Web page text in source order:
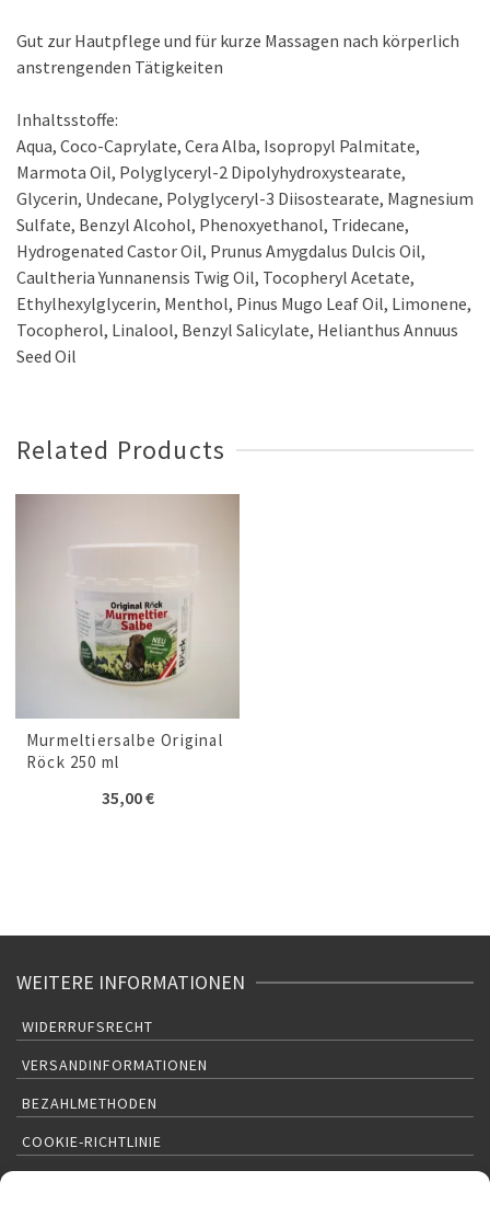
Gut zur Hautpflege und für kurze Massagen nach körperlich
anstrengenden Tätigkeiten
Inhaltsstoffe:
Aqua, Coco-Caprylate, Cera Alba, Isopropyl Palmitate,
Marmota Oil, Polyglyceryl-2 Dipolyhydroxystearate,
Glycerin, Undecane, Polyglyceryl-3 Diisostearate, Magnesium
Sulfate, Benzyl Alcohol, Phenoxyethanol, Tridecane,
Hydrogenated Castor Oil, Prunus Amygdalus Dulcis Oil,
Caultheria Yunnanensis Twig Oil, Tocopheryl Acetate,
Ethylhexylglycerin, Menthol, Pinus Mugo Leaf Oil, Limonene,
Tocopherol, Linalool, Benzyl Salicylate, Helianthus Annuus
Seed Oil
Related Products
Murmeltiersalbe Original
Röck 250 ml
35,00€
WEITERE INFORMATIONEN
WIDERRUFSRECHT
VERSANDINFORMATIONEN
BEZAHLMETHODEN
COOKIE-RICHTLINIE